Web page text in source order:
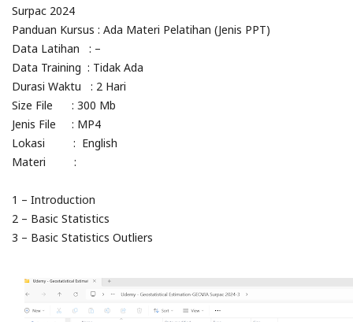
Surpac 2024
Panduan Kursus : Ada Materi Pelatihan (Jenis PPT)
Data Latihan : –
Data Training : Tidak Ada
Durasi Waktu : 2 Hari
Size File : 300 Mb
Jenis File : MP4
Lokasi : English
Materi :
1 – Introduction
2 – Basic Statistics
3 – Basic Statistics Outliers